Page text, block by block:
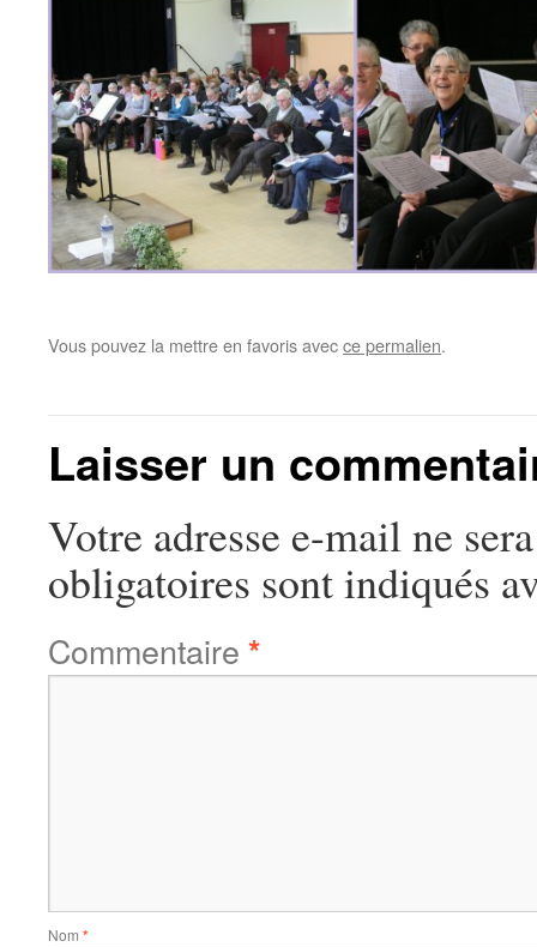
Vous pouvez la mettre en favoris avecce permalien.
Laisser un
Votre adresse e-mail ne
obligatoires sont indiqués
Commentaire *
Nom *